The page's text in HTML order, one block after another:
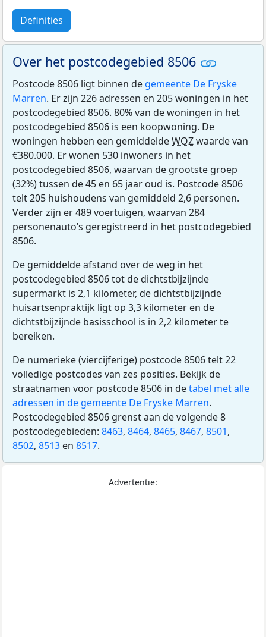
Definities
Over het postcodegebied 8506
Postcode 8506 ligt binnen de gemeente De Fryske
Marren. Er zijn 226 adressen en 205 woningen in het
postcodegebied 8506. 80% van de woningen in het
postcodegebied 8506 is een koopwoning. De
woningen hebben een gemiddeldeWOZwaarde van
€380.000. Er wonen 530 inwoners in het
postcodegebied 8506, waarvan de grootste groep
(32%) tussen de 45 en 65 jaar oud is. Postcode 8506
telt 205 huishoudens van gemiddeld 2,6 personen.
Verder zijn er 489 voertuigen, waarvan 284
personenauto’s geregistreerd in het postcodegebied
8506.
De gemiddelde afstand over de weg in het
postcodegebied 8506 tot de dichtstbijzijnde
supermarkt is 2,1 kilometer, de dichtstbijzijnde
huisartsenpraktijk ligt op 3,3 kilometer en de
dichtstbijzijnde basisschool is in 2,2 kilometer te
bereiken.
De numerieke (viercijferige) postcode 8506 telt 22
volledige postcodes van zes posities. Bekijk de
straatnamen voor postcode 8506 in detabel met alle
adressen in de gemeente De Fryske Marren.
Postcodegebied 8506 grenst aan de volgende 8
postcodegebieden: 8463, 8464, 8465, 8467, 8501,
8502, 8513 en 8517.
Advertentie: